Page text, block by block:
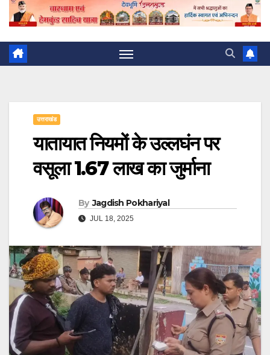
उत्तराखंड
यातायात नियमों के उल्लघंन पर
वसूला 1.67 लाख का जुर्माना
By Jagdish Pokhariyal
JUL 18, 2025